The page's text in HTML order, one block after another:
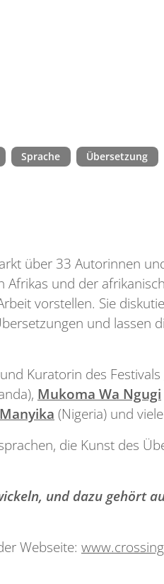
Sprache Übersetzung
über 33 Autorinnen
und der
vorstellen. Sie
und lassen
Kuratorin des Festivals
Mukoma Wa Ngugi
(Nigeria) und
die Kunst des
und dazu gehört
Webseite: